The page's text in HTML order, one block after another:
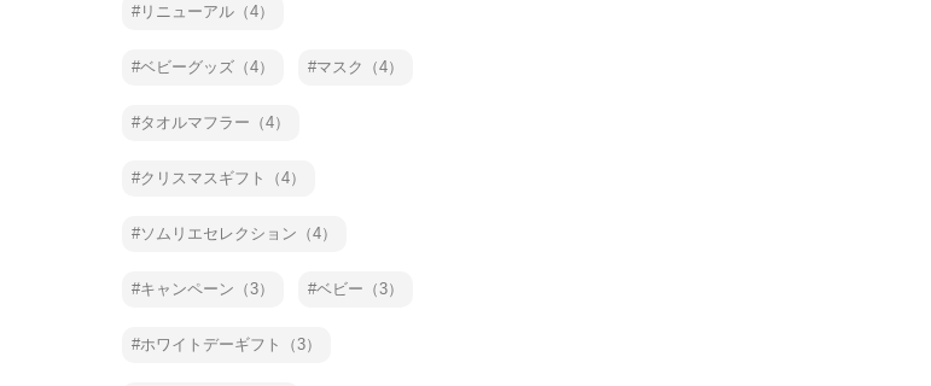
リニューアル（4）
ベビーグッズ（4） マスク（4）
タオルマフラー（4）
クリスマスギフト（4）
ソムリエセレクション（4）
キャンペーン（3） ベビー（3）
ホワイトデーギフト（3）